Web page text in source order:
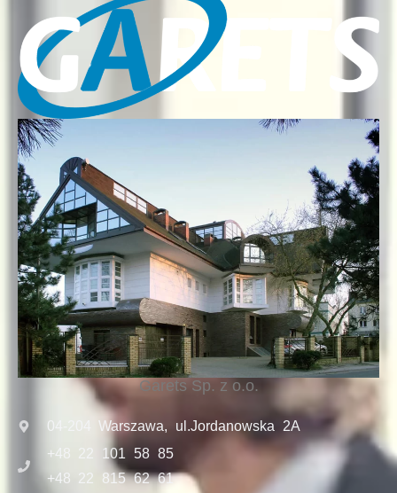
Garets Sp. z o.o.
04-204 Warszawa, ul.Jordanowska 2A
+48 22 101 58 85
+48 22 815 62 61